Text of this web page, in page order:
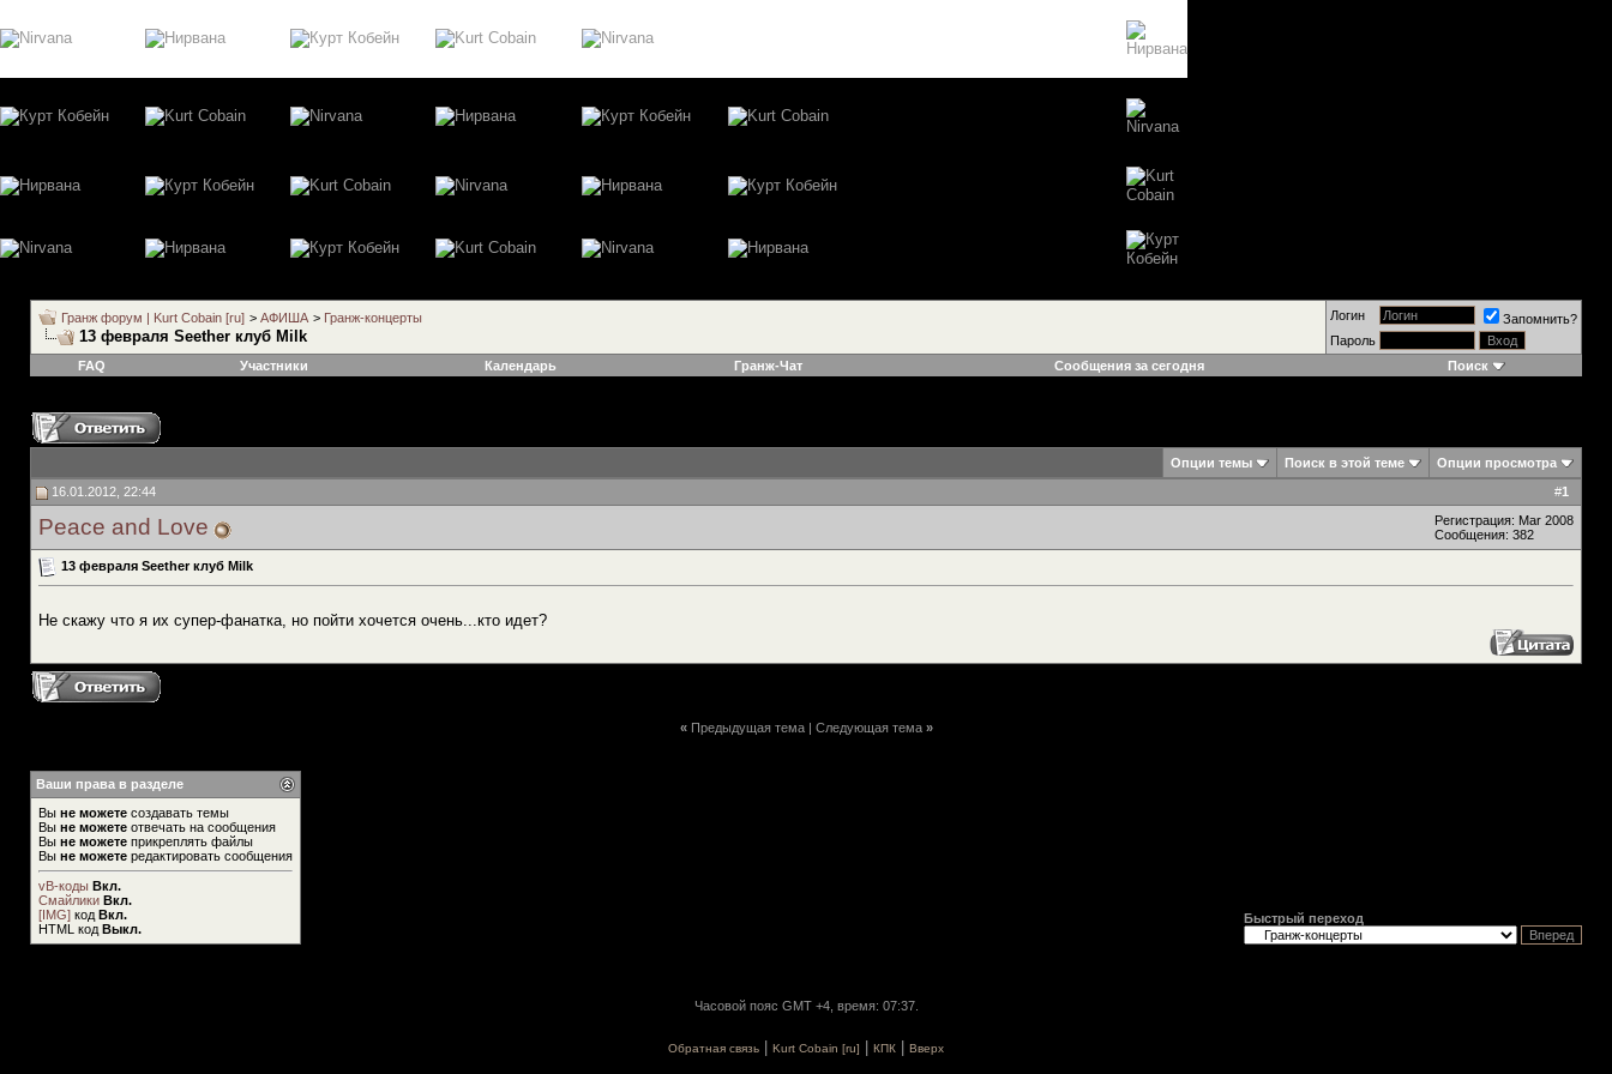
Гранж форум | Kurt Cobain [ru] > АФИША > Гранж-концерты
13 февраля Seether клуб Milk
Логин
Запомнить?
Пароль
FAQ
Участники Календарь Гранж-Чат Сообщения за сегодня Поиск
Опции темы Поиск в этой теме
Опции просмотра
#1
16.01.2012, 22:44
Peace and Love
Регистрация: Mar 2008
Сообщения: 382
13 февраля Seether клуб Milk
Не скажу что я их супер-фанатка, но пойти хочется очень...кто идет?
« Предыдущая тема| Следующая тема »
Ваши права в разделе
Вы не можете создавать темы
Вы не можете отвечать на сообщения
Вы не можете прикреплять файлы
Вы не можете редактировать сообщения
vB-коды Вкл.
Смайлики Вкл.
[IMG] код Вкл.
HTML код Выкл.
Быстрый переход
Часовой пояс GMT +4, время: 07:37.
Обратная связь Kurt Cobain [ru] КПК Вверх